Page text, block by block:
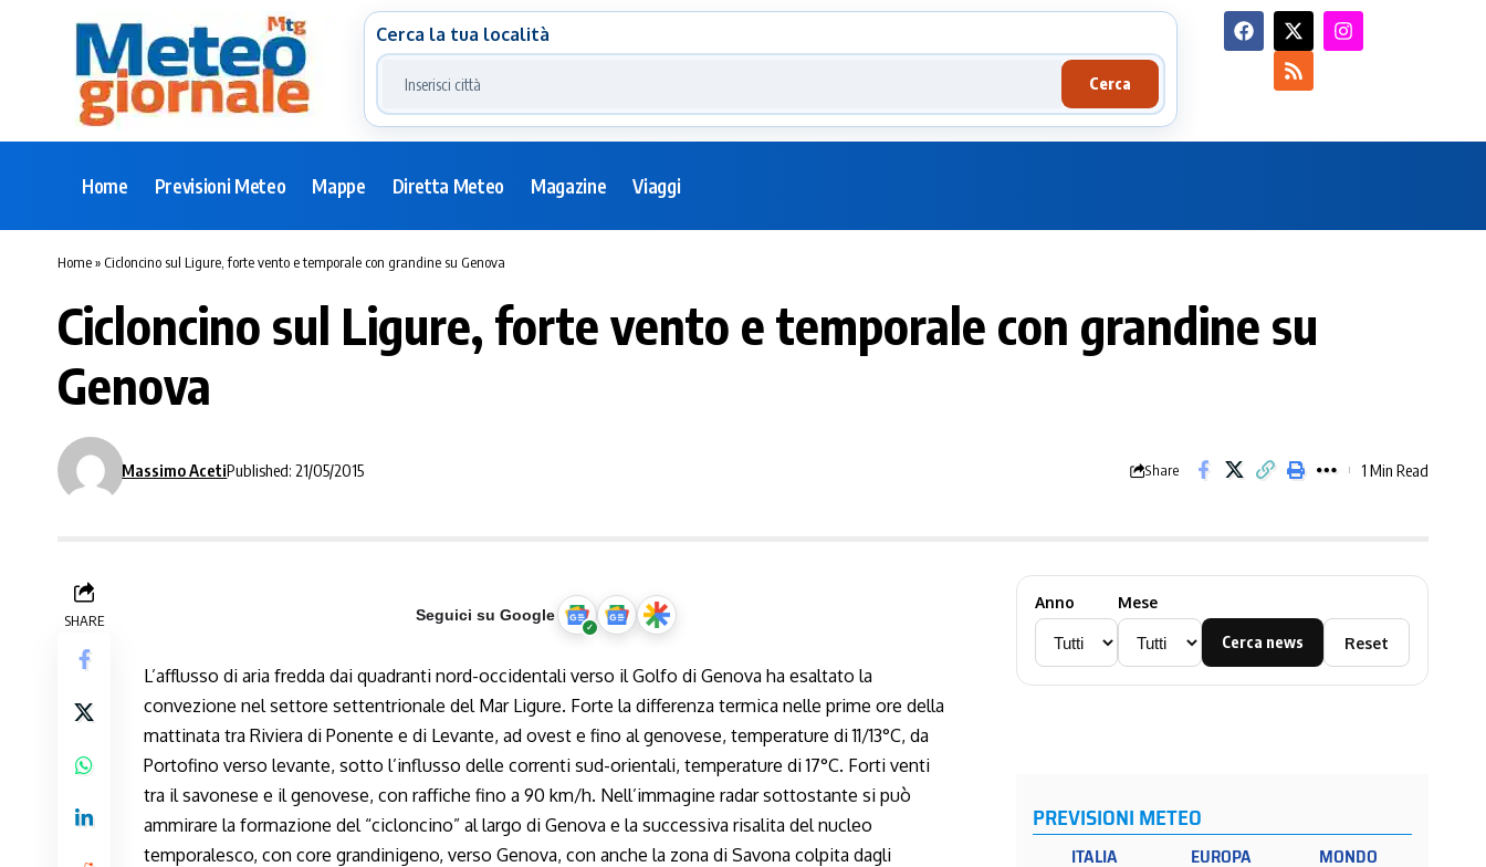
Cerca la tua località
Cerca
Home Previsioni Meteo Mappe Diretta Meteo Magazine Viaggi
Home» Cicloncino sul Ligure, forte vento e temporale con grandine su Genova
Cicloncino sul Ligure, forte vento e temporale con grandine su
Genova
Massimo AcetiPublished: 21/05/2015 Share 1 Min Read
SHARE Seguici su Google
L’afflusso di aria fredda dai quadranti nord-occidentali verso il Golfo di Genova ha esaltato la
convezione nel settore settentrionale del Mar Ligure. Forte la differenza termica nelle prime ore della
mattinata tra Riviera di Ponente e di Levante, ad ovest e fino al genovese, temperature di 11/13°C, da
Portofino verso levante, sotto l’influsso delle correnti sud-orientali, temperature di 17°C. Forti venti
tra il savonese e il genovese, con raffiche fino a 90 km/h. Nell’immagine radar sottostante si può
ammirare la formazione del “cicloncino” al largo di Genova e la successiva risalita del nucleo
temporalesco, con core grandinigeno, verso Genova, con anche la zona di Savona colpita dagli
Anno Mese
Cerca news Reset